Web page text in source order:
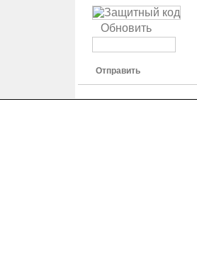
Обновить
Отправить